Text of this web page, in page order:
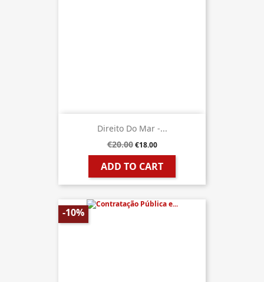
Direito Do Mar -...
€20.00 €18.00
ADD TO CART
-10%